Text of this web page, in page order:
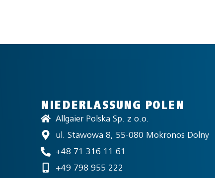
NIEDERLASSUNG POLEN
Allgaier Polska Sp. z o.o.
ul. Stawowa 8, 55-080 Mokronos Dolny
+48 71 316 11 61
+49 798 955 222